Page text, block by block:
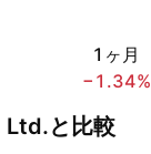
1ヶ月
−1.34%
と比較